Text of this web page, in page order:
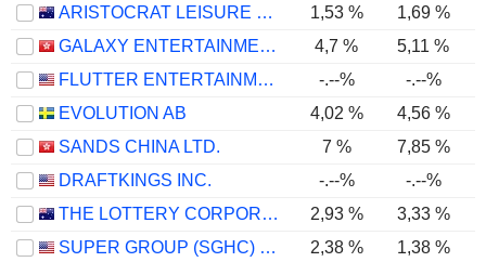
ARISTOCRAT LEISURE LIMITED
1,53 % 1,69 %
GALAXY ENTERTAINMENT GROUP LIMITED
4,7 % 5,11 %
FLUTTER ENTERTAINMENT PLC
-.--% -.--%
EVOLUTION AB
4,02 %
4,56 %
SANDS CHINA LTD.
7 %
7,85 %
DRAFTKINGS INC.
-.--% -.--%
THE LOTTERY CORPORATION LIMITED
2,93 % 3,33 %
SUPER GROUP (SGHC) LIMITED
2,38 % 1,38 %